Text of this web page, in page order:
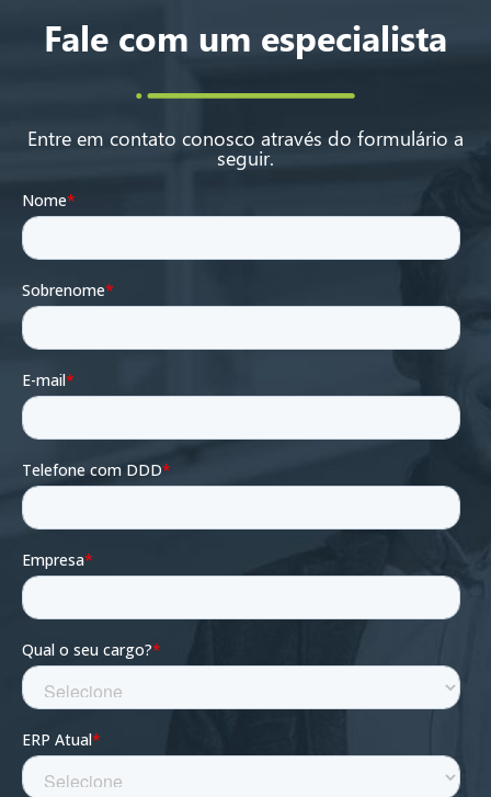
Fale com um especialista
Entre em contato conosco através do formulário a
seguir.